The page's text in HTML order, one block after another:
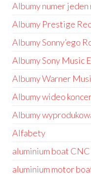
Albumy numer
Albumy Prestige
Albumy Sonny’ego
Albumy Sony Music
Albumy Warner
Albumy wideo
Albumy
Alfabety
aluminium boat
aluminium motor